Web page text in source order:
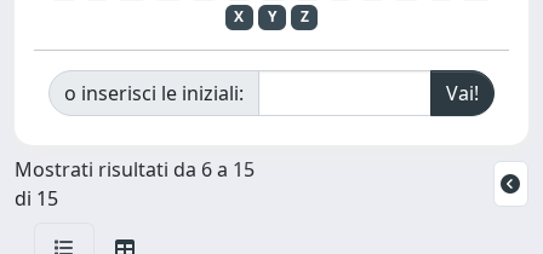
X
Y Z
o inserisci le iniziali:
Mostrati risultati da 6 a 15
di 15